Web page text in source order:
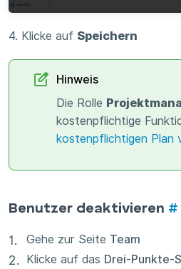
4. Klicke auf Speichern
Hinweis
Die Rolle
kostenpflichtige
kostenpflichtigen Plan
Benutzer deaktivieren #
Gehe zur Seite Team
Klicke auf das Drei-Punkte-